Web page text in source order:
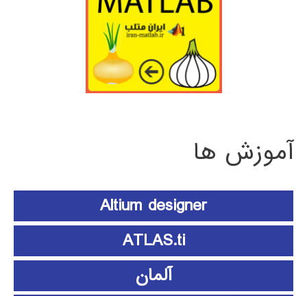
آموزش ها
Altium designer
ATLAS.ti
آلمان